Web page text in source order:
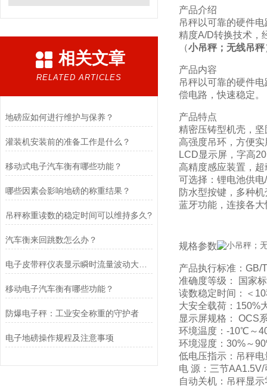
相关文章
RELATED ARTICLES
地磅应如何进行维护与保养？
灌装机安装前的准备工作是什么？
移动式电子汽车衡有哪些功能？
哪些因素会影响地磅的称重结果？
吊秤称重读数的稳定时间可以维持多久?
汽车衡来回跳数怎么办？
移动电子汽车衡有哪些功能？
防爆电子秤：工业安全称重的守护者
电子地磅操作规程及注意事项
产品介绍
吊秤以可靠的硬件
精度A/D转换技术，
（小吊秤；无线吊秤
产品内容
吊秤以可靠的硬件
偿电路，快速稳定
产品特点
精密压铸型机壳，
高强度吊环，方便
LCD显示屏，字高
高精度感应装置，
可选择：锂电池供
防水型按键，多种
蓝牙功能，连接各
规格参数
产品执行标准：GB/
准确度等级： 国家
读数稳定时间：＜
大安全载荷：150%
显示屏规格： OCS
环境温度：-10℃～
环境湿度：30%～
低电压指示：吊秤
电 源：三节
自动关机：吊秤显